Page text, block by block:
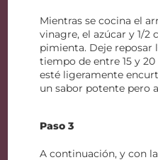
Mientras se cocina el
vinagre, el azúcar y 1/2
pimienta. Deje reposar
tiempo de entre 15 y
esté ligeramente
un sabor potente pero
Paso 3
A continuación, y con